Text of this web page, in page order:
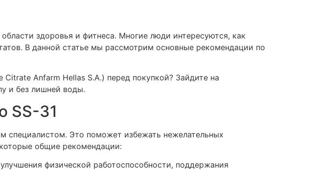
здоровья и фитнеса. Многие люди интересуются, как
В данной статье мы рассмотрим основные рекомендации по
Anfarm Hellas S.A.) перед покупкой? Зайдите на
и без лишней воды.
SS-31
специалистом. Это поможет избежать нежелательных
общие рекомендации:
физической работоспособности, поддержания